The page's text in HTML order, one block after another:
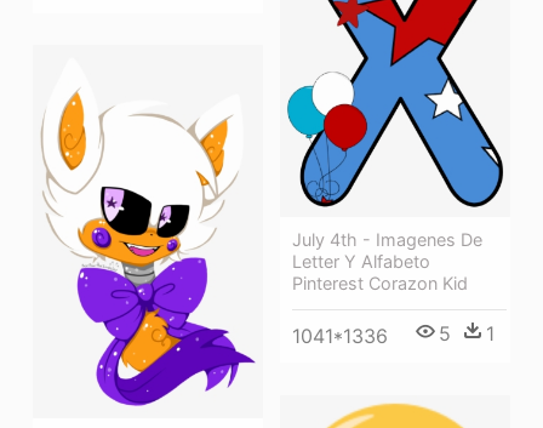
July 4th - Imagenes De
Letter Y Alfabeto
Pinterest Corazon Kid
1041*1336 5 1